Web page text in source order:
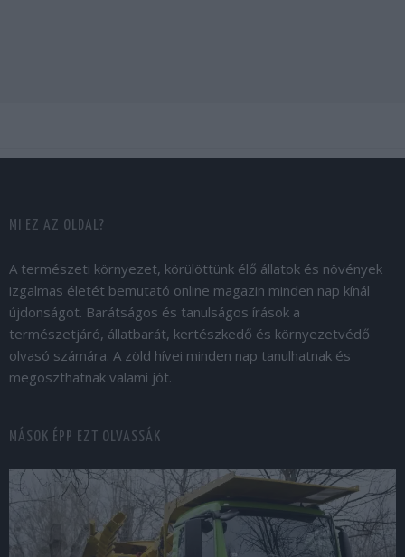
MI EZ AZ OLDAL?
A természeti környezet, körülöttünk élő állatok és növények
izgalmas életét bemutató online magazin minden nap kínál
újdonságot. Barátságos és tanulságos írások a
természetjáró, állatbarát, kertészkedő és környezetvédő
olvasó számára. A zöld hívei minden nap tanulhatnak és
megoszthatnak valami jót.
MÁSOK ÉPP EZT OLVASSÁK